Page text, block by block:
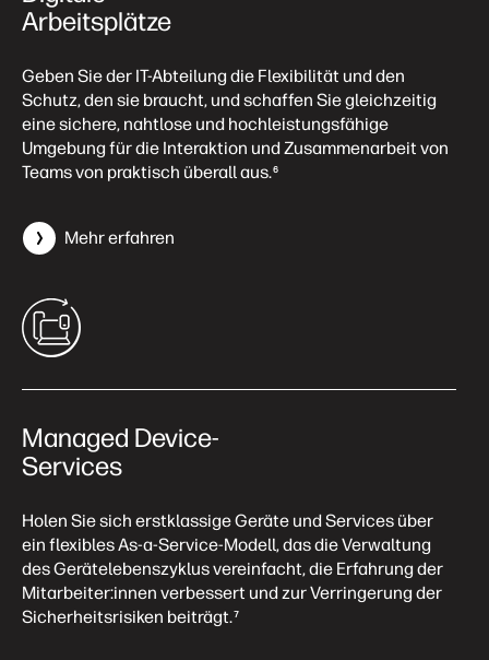
Arbeitsplätze
Geben Sie der IT-Abteilung die Flexibilität und den
Schutz, den sie braucht, und schaffen Sie gleichzeitig
eine sichere, nahtlose und hochleistungsfähige
Umgebung für die Interaktion und Zusammenarbeit von
Teams von praktisch überall aus.6
Mehr erfahren
Managed Device-
Services
Holen Sie sich erstklassige Geräte und Services über
ein flexibles As-a-Service-Modell, das die Verwaltung
des Gerätelebenszyklus vereinfacht, die Erfahrung der
Mitarbeiter:innen verbessert und zur Verringerung der
Sicherheitsrisiken beiträgt.7